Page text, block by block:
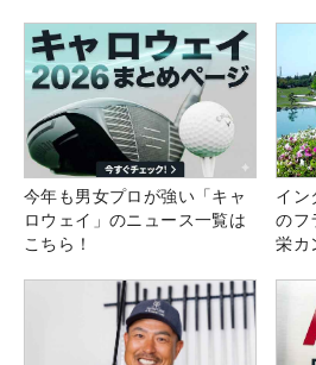
今年も男女プロが強い「キャ
ロウェイ」のニュース一覧は
こちら！
イン
のフ
栄カ